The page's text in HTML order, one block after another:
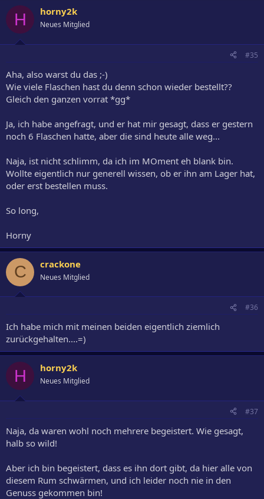
H horny2k
Neues Mitglied
#35
Aha, also warst du das ;-)
Wie viele Flaschen hast du denn schon wieder bestellt??
Gleich den ganzen vorrat *gg*
Ja, ich habe angefragt, und er hat mir gesagt, dass er gestern
noch 6 Flaschen hatte, aber die sind heute alle weg...
Naja, ist nicht schlimm, da ich im MOment eh blank bin.
Wollte eigentlich nur generell wissen, ob er ihn am Lager hat,
oder erst bestellen muss.
So long,
Horny
C crackone
Neues Mitglied
#36
Ich habe mich mit meinen beiden eigentlich ziemlich
zurückgehalten....=)
H horny2k
Neues Mitglied
#37
Naja, da waren wohl noch mehrere begeistert. Wie gesagt,
halb so wild!
Aber ich bin begeistert, dass es ihn dort gibt, da hier alle von
diesem Rum schwärmen, und ich leider noch nie in den
Genuss gekommen bin!